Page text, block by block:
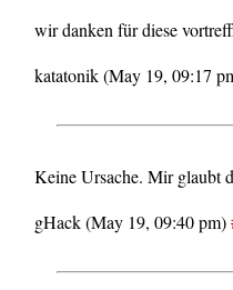
wir danken für diese
katatonik (May 19, 09:17
Keine Ursache. Mir glaubt
gHack (May 19, 09:40 pm)